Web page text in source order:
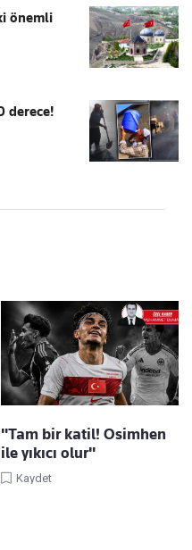
önemli
derece!
"Tam bir katil! Osimhen
ile yıkıcı olur"
Kaydet